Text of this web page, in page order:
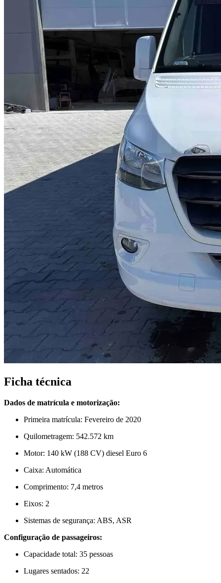
Ficha técnica
Dados de matrícula e motorização:
Primeira matrícula: Fevereiro de 2020
Quilometragem: 542.572 km
Motor: 140 kW (188 CV) diesel Euro 6
Caixa: Automática
Comprimento: 7,4 metros
Eixos: 2
Sistemas de segurança: ABS, ASR
Configuração de passageiros:
Capacidade total: 35 pessoas
Lugares sentados: 22